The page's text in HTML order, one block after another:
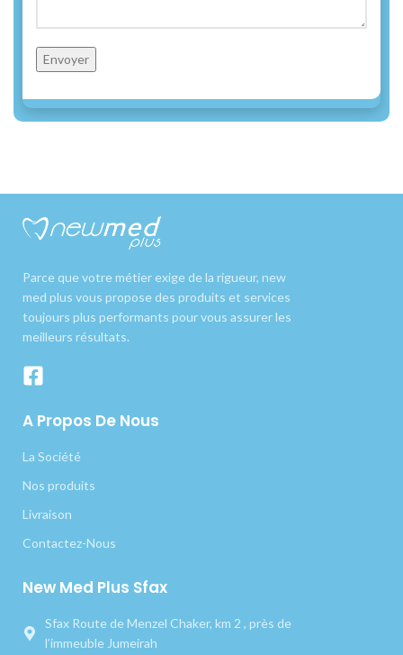
Parce que votre métier exige de la rigueur, new
med plus vous propose des produits et services
toujours plus performants pour vous assurer les
meilleurs résultats.
A Propos De Nous
La Société
Nos produits
Livraison
Contactez-Nous
New Med Plus Sfax
Sfax Route de Menzel Chaker, km 2 , près de
l’immeuble Jumeirah